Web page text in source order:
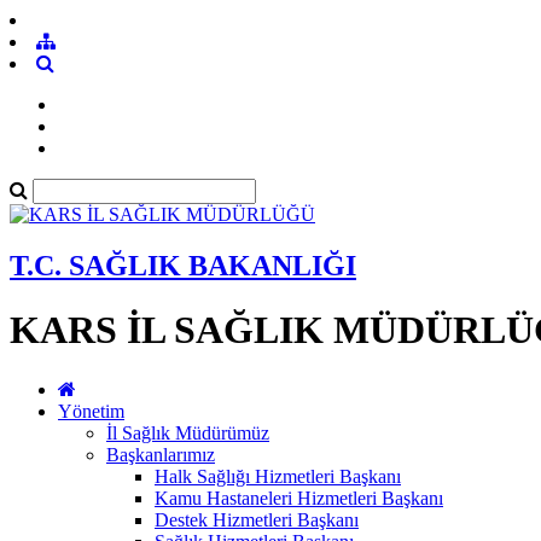
T.C. SAĞLIK BAKANLIĞI
KARS İL SAĞLIK
Yönetim
İl Sağlık Müdürümüz
Başkanlarımız
Halk Sağlığı Hizmetleri Başkanı
Kamu Hastaneleri Hizmetleri Başkanı
Destek Hizmetleri Başkanı